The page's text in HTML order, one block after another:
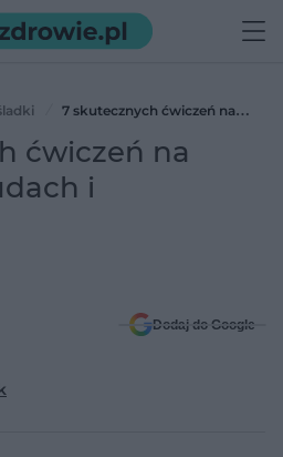
7 skutecznych ćwiczeń na
ćwiczeń na
i
Dodaj do Google